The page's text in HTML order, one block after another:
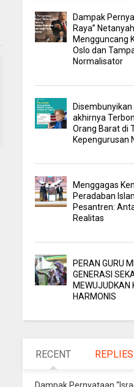
Dampak
Raya”
Mengguncang
Oslo dan
Normalisator
Disembunyikan
akhirnya
Orang Barat di
Kepengurusan
Menggagas
Peradaban
Pesantren:
Realitas
PERAN GURU
GENERASI
MEWUJUDKAN
HARMONIS
RECENT REPLIES